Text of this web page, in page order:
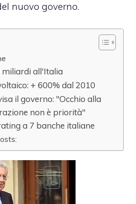
nuovo governo.
miliardi all'Italia
+ 600% dal 2010
il governo: "Occhio alla
non è priorità"
a 7 banche italiane